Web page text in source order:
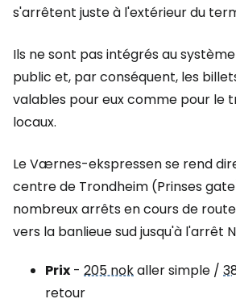
s'arrêtent juste à l'extérieur du
Ils ne sont pas intégrés au
public et, par conséquent, les
valables pour eux comme pour le
locaux.
Le Værnes-ekspressen se rend
centre de Trondheim (Prinses
nombreux arrêts en cours de
vers la banlieue sud jusqu'à l'arrêt
Prix - 205 nokaller simple /
retour